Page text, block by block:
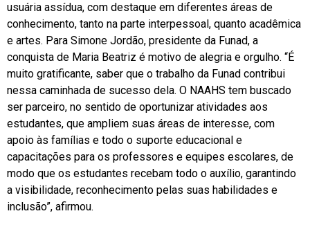
usuária assídua, com destaque em diferentes áreas de
conhecimento, tanto na parte interpessoal, quanto acadêmica
e artes. Para Simone Jordão, presidente da Funad, a
conquista de Maria Beatriz é motivo de alegria e orgulho. “É
muito gratificante, saber que o trabalho da Funad contribui
nessa caminhada de sucesso dela. O NAAHS tem buscado
ser parceiro, no sentido de oportunizar atividades aos
estudantes, que ampliem suas áreas de interesse, com
apoio às famílias e todo o suporte educacional e
capacitações para os professores e equipes escolares, de
modo que os estudantes recebam todo o auxílio, garantindo
a visibilidade, reconhecimento pelas suas habilidades e
inclusão”, afirmou.